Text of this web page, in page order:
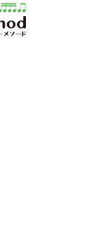
団法人才能教育研究